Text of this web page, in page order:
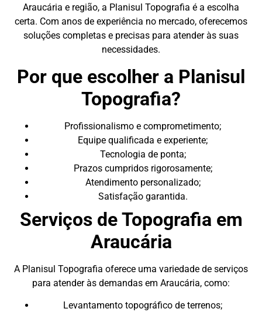
Araucária e região, a Planisul Topografia é a escolha
certa. Com anos de experiência no mercado, oferecemos
soluções completas e precisas para atender às suas
necessidades.
Por que escolher a Planisul
Topografia?
Profissionalismo e comprometimento;
Equipe qualificada e experiente;
Tecnologia de ponta;
Prazos cumpridos rigorosamente;
Atendimento personalizado;
Satisfação garantida.
Serviços de Topografia em
Araucária
A Planisul Topografia oferece uma variedade de serviços
para atender às demandas em Araucária, como:
Levantamento topográfico de terrenos;